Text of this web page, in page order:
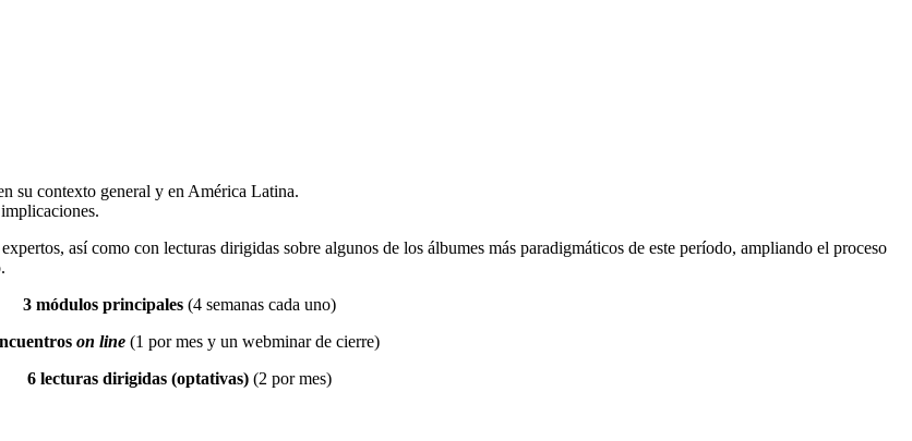
su contexto general y en América Latina.
así como con lecturas dirigidas sobre algunos de los álbumes más paradigmáticos de este período, ampliando el proceso
3 módulos principales(4 semanas cada uno)
on line (1 por mes y un webminar de cierre)
6 lecturas dirigidas (optativas)(2 por mes)